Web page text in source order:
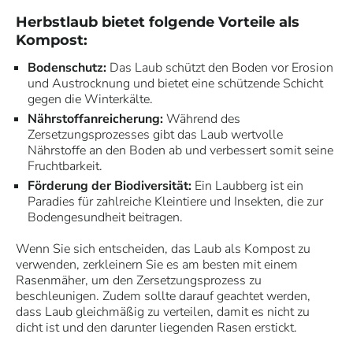
Herbstlaub bietet folgende Vorteile als
Kompost:
Bodenschutz: Das Laub schützt den Boden vor Erosion
und Austrocknung und bietet eine schützende Schicht
gegen die Winterkälte.
Nährstoffanreicherung:Während des
Zersetzungsprozesses gibt das Laub wertvolle
Nährstoffe an den Boden ab und verbessert somit seine
Fruchtbarkeit.
Förderung der Biodiversität: Ein Laubberg ist ein
Paradies für zahlreiche Kleintiere und Insekten, die zur
Bodengesundheit beitragen.
Wenn Sie sich entscheiden, das Laub als Kompost zu
verwenden, zerkleinern Sie es am besten mit einem
Rasenmäher, um den Zersetzungsprozess zu
beschleunigen. Zudem sollte darauf geachtet werden,
dass Laub gleichmäßig zu verteilen, damit es nicht zu
dicht ist und den darunter liegenden Rasen erstickt.